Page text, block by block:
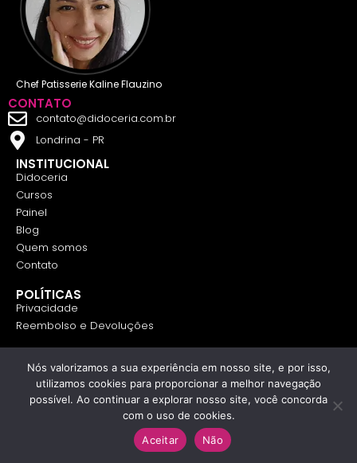
Chef Patisserie Kaline Flauzino
CONTATO
contato@didoceria.com.br
Londrina - PR
INSTITUCIONAL
Didoceria
Cursos
Painel
Blog
Quem somos
Contato
POLÍTICAS
Privacidade
Reembolso e Devoluções
Didoceria - Copyright © 2023 Todos os Direitos
Políticas de Privacidade
Nós valorizamos a sua experiência em nosso site, e por isso,
utilizamos cookies para proporcionar a melhor navegação
possível. Ao continuar a explorar nosso site, você concorda
com o uso de cookies.
Aceitar
Não